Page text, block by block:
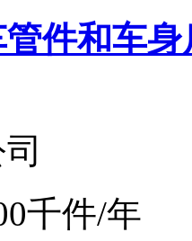
件和车
千件/年